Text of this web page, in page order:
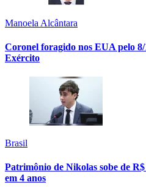
Manoela Alcântara
Coronel foragido nos EUA pelo
Exército
Brasil
Patrimônio de Nikolas sobe de
em 4 anos